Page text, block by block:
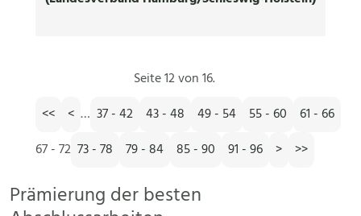
Seite 12 von 16.
<<
< … 37 - 42 43 - 48 49 - 54 55 - 60
61 - 66
67 - 72 73 - 78 79 - 84 85 - 90 91 - 96 > >>
Prämierung der besten